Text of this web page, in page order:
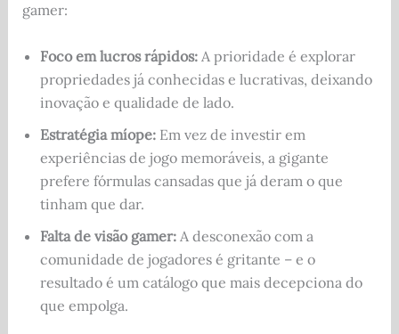
gamer:
Foco em lucros rápidos:A prioridade é explorar
propriedades já conhecidas e lucrativas, deixando
inovação e qualidade de lado.
Estratégia míope:Em vez de investir em
experiências de jogo memoráveis, a gigante
prefere fórmulas cansadas que já deram o que
tinham que dar.
Falta de visão gamer:A desconexão com a
comunidade de jogadores é gritante – e o
resultado é um catálogo que mais decepciona do
que empolga.